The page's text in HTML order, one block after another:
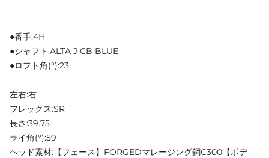
●番手:4H
●シャフト:ALTA J CB BLUE
●ロフト角(°):23
左右:右
フレックス:SR
長さ:39.75
ライ角(°):59
ヘッド素材:【フェース】FORGEDマレージング鋼C300【ボデ